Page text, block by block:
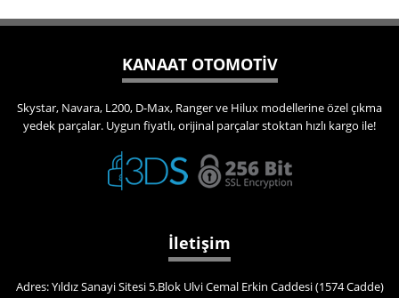
KANAAT OTOMOTİV
Skystar, Navara, L200, D-Max, Ranger ve Hilux modellerine özel çıkma
yedek parçalar. Uygun fiyatlı, orijinal parçalar stoktan hızlı kargo ile!
İletişim
Adres: Yıldız Sanayi Sitesi 5.Blok Ulvi Cemal Erkin Caddesi (1574 Cadde)